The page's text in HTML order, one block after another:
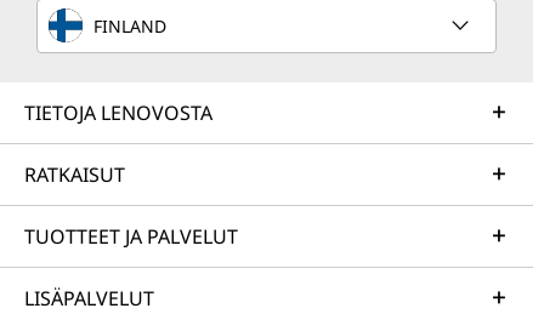
FINLAND
TIETOJA LENOVOSTA
RATKAISUT
TUOTTEET JA PALVELUT
LISÄPALVELUT